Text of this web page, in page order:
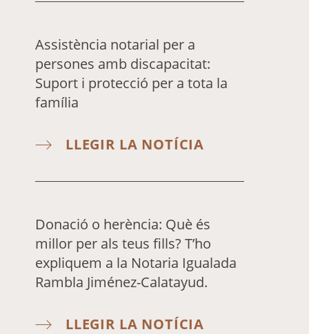
Assistència notarial per a
persones amb discapacitat:
Suport i protecció per a tota la
família
LLEGIR LA NOTÍCIA
Donació o herència: Què és
millor per als teus fills? T’ho
expliquem a la Notaria Igualada
Rambla Jiménez-Calatayud.
LLEGIR LA NOTÍCIA